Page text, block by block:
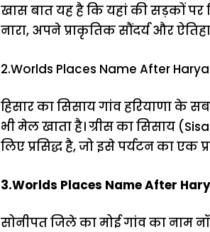
खास बात यह है कि यहां की सड़कों
नारा, अपने प्राकृतिक सौंदर्य और
2.Worlds Places Name After
हिसार का सिसाय गांव हरियाणा के
भी मेल खाता है। ग्रीस का सिसाय
लिए प्रसिद्ध है, जो इसे पर्यटन का एक
3.Worlds Places Name After
सोनीपत जिले का मोई गांव का नाम